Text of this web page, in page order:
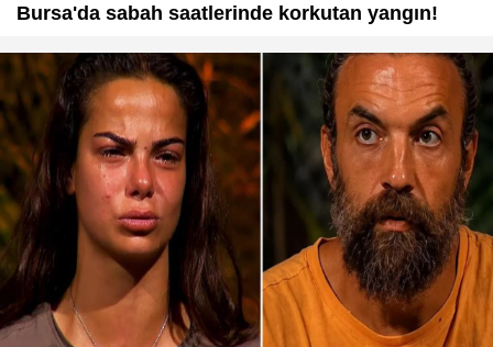
Bursa'da sabah saatlerinde korkutan yangın!